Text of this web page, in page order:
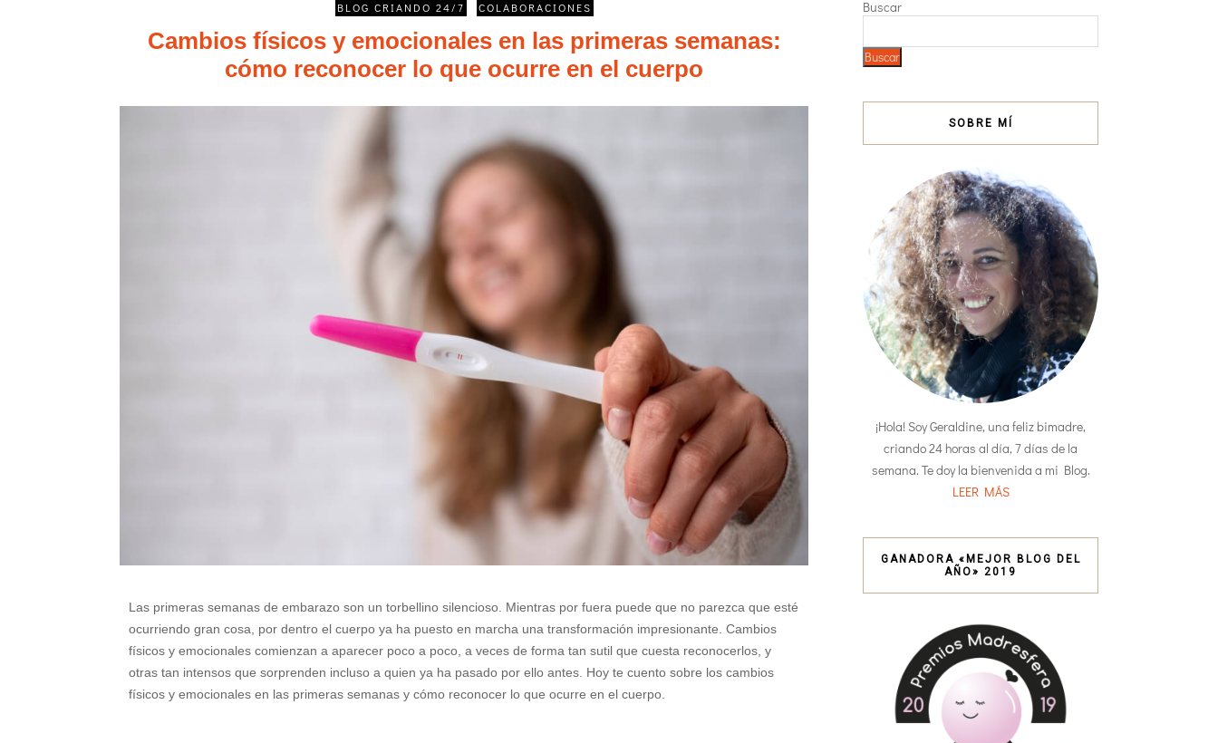
BLOG CRIANDO 24/7 COLABORACIONES
Cambios físicos y emocionales en las primeras semanas:
cómo reconocer lo que ocurre en el cuerpo
Las primeras semanas de embarazo son un torbellino silencioso. Mientras por fuera puede que no parezca que esté
ocurriendo gran cosa, por dentro el cuerpo ya ha puesto en marcha una transformación impresionante. Cambios
físicos y emocionales comienzan a aparecer poco a poco, a veces de forma tan sutil que cuesta reconocerlos, y
otras tan intensos que sorprenden incluso a quien ya ha pasado por ello antes. Hoy te cuento sobre los cambios
físicos y emocionales en las primeras semanas y cómo reconocer lo que ocurre en el cuerpo.
Buscar
Buscar
SOBRE MÍ
¡Hola! Soy Geraldine, una feliz bimadre,
criando 24 horas al día, 7 días de la
semana. Te doy la bienvenida a mi Blog.
LEER MÁS
GANADORA «MEJOR BLOG DEL
AÑO» 2019